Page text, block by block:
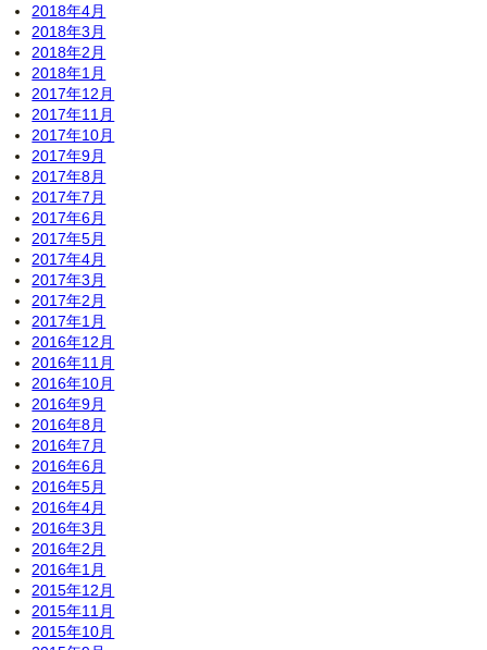
2018年4月
2018年3月
2018年2月
2018年1月
2017年12月
2017年11月
2017年10月
2017年9月
2017年8月
2017年7月
2017年6月
2017年5月
2017年4月
2017年3月
2017年2月
2017年1月
2016年12月
2016年11月
2016年10月
2016年9月
2016年8月
2016年7月
2016年6月
2016年5月
2016年4月
2016年3月
2016年2月
2016年1月
2015年12月
2015年11月
2015年10月